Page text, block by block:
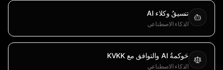
تنسيقُ وكلاء AI
الذكاء الاصطناعي
حَوكمةُ AI والتوافق مع KVKK
الذكاء الاصطناعي